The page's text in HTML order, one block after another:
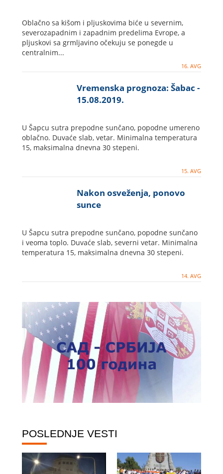
Oblačno sa kišom i pljuskovima biće u severnim,
severozapadnim i zapadnim predelima Evrope, a
pljuskovi sa grmljavino očekuju se ponegde u
centralnim...
16. AVG
Vremenska prognoza: Šabac -
15.08.2019.
U Šapcu sutra prepodne sunčano, popodne umereno
oblačno. Duvaće slab, vetar. Minimalna temperatura
15, maksimalna dnevna 30 stepeni.
15. AVG
Nakon osveženja, ponovo
sunce
U Šapcu sutra prepodne sunčano, popodne sunčano
i veoma toplo. Duvaće slab, severni vetar. Minimalna
temperatura 15, maksimalna dnevna 30 stepeni.
14. AVG
POSLEDNJE VESTI